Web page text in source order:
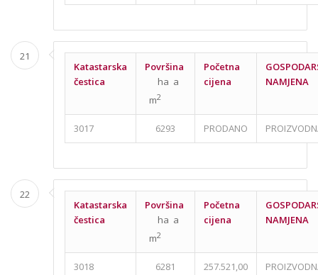
21
Katastarska
čestica
Površina
ha a
m2
Početna
cijena
NAMJENA
3017 6293 PRODANO
22
Katastarska
čestica
Površina
ha a
m2
Početna
cijena
NAMJENA
3018 6281 257.521,00